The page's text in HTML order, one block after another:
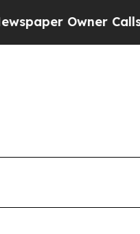
Owner Calls the